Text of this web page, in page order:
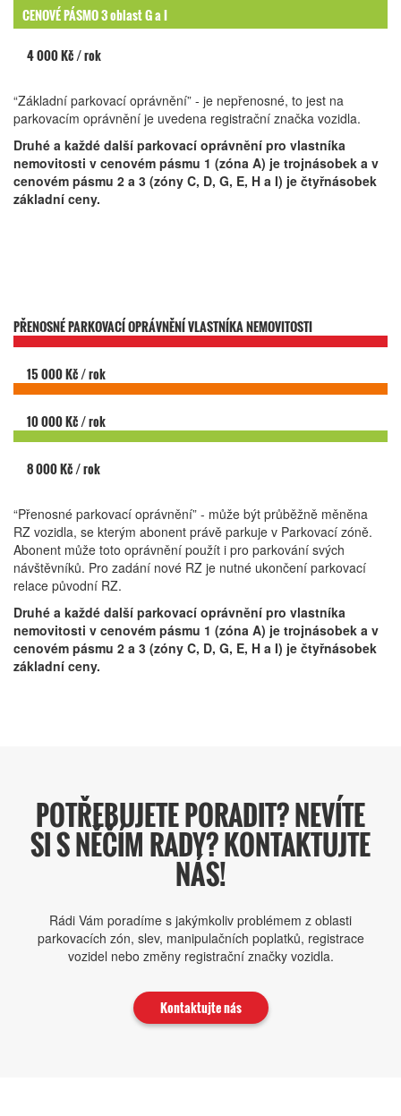
CENOVÉ PÁSMO 3 oblast G a I
4 000 Kč / rok
“Základní parkovací oprávnění” - je nepřenosné, to jest na
parkovacím oprávnění je uvedena registrační značka vozidla.
Druhé a každé další parkovací oprávnění pro vlastníka
nemovitosti v cenovém pásmu 1 (zóna A) je trojnásobek a v
cenovém pásmu 2 a 3 (zóny C, D, G, E, H a I) je čtyřnásobek
základní ceny.
PŘENOSNÉ PARKOVACÍ OPRÁVNĚNÍ VLASTNÍKA NEMOVITOSTI
15 000 Kč / rok
10 000 Kč / rok
8 000 Kč / rok
“Přenosné parkovací oprávnění” - může být průběžně měněna
RZ vozidla, se kterým abonent právě parkuje v Parkovací zóně.
Abonent může toto oprávnění použít i pro parkování svých
návštěvníků. Pro zadání nové RZ je nutné ukončení parkovací
relace původní RZ.
Druhé a každé další parkovací oprávnění pro vlastníka
nemovitosti v cenovém pásmu 1 (zóna A) je trojnásobek a v
cenovém pásmu 2 a 3 (zóny C, D, G, E, H a I) je čtyřnásobek
základní ceny.
POTŘEBUJETE PORADIT? NEVÍTE
SI S NĚČÍM RADY? KONTAKTUJTE
NÁS!
Rádi Vám poradíme s jakýmkoliv problémem z oblasti
parkovacích zón, slev, manipulačních poplatků, registrace
vozidel nebo změny registrační značky vozidla.
Kontaktujte nás​